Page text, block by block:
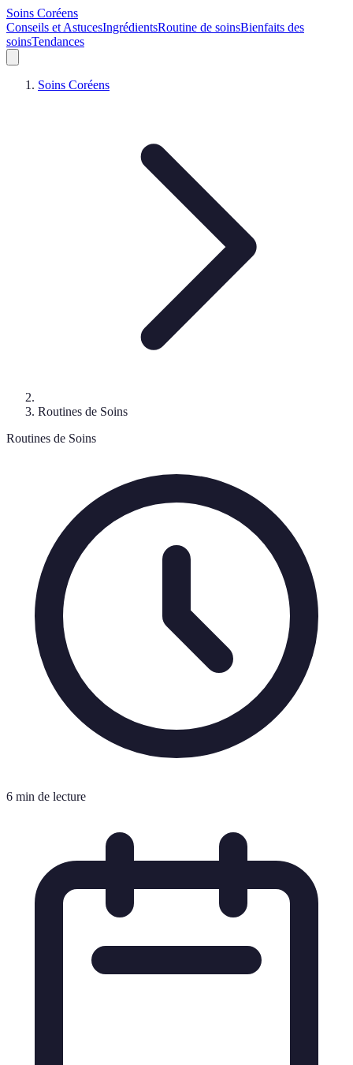
Soins Coréens
Conseils et AstucesIngrédientsRoutine de soinsBienfaits des
soinsTendances
Soins Coréens
Routines de Soins
Routines de Soins
6 min de lecture